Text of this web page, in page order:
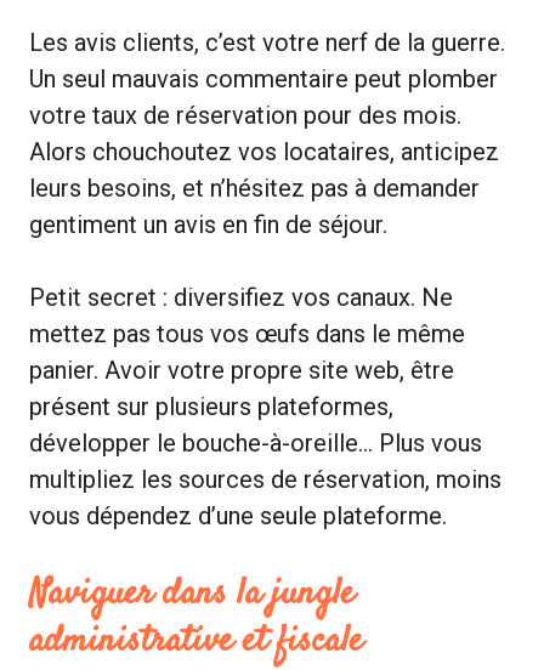
Les avis clients, c’est votre nerf de la guerre.
Un seul mauvais commentaire peut plomber
votre taux de réservation pour des mois.
Alors chouchoutez vos locataires, anticipez
leurs besoins, et n’hésitez pas à demander
gentiment un avis en fin de séjour.
Petit secret : diversifiez vos canaux. Ne
mettez pas tous vos œufs dans le même
panier. Avoir votre propre site web, être
présent sur plusieurs plateformes,
développer le bouche-à-oreille… Plus vous
multipliez les sources de réservation, moins
vous dépendez d’une seule plateforme.
Naviguer dans la jungle
administrative et fiscale